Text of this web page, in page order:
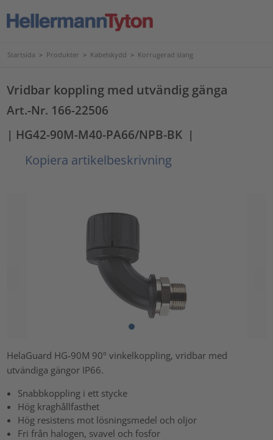
Startsida > Produkter > Kabelskydd > Korrugerad slang
Vridbar koppling med utvändig gänga
Art.-Nr. 166-22506
| HG42-90M-M40-PA66/NPB-BK |
Kopiera artikelbeskrivning
HelaGuard HG-90M 90º vinkelkoppling, vridbar med
utvändiga gängor IP66.
Snabbkoppling i ett stycke
Hög kraghållfasthet
Hög resistens mot lösningsmedel och oljor
Fri från halogen, svavel och fosfor